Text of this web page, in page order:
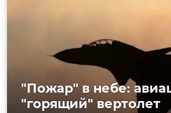
"Пожар" в небе:
"горящий" вертолет